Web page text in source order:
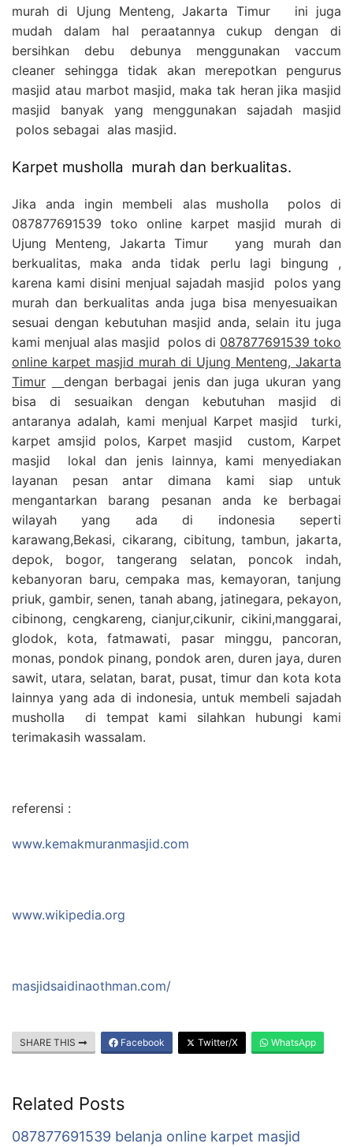
murah di Ujung Menteng, Jakarta Timur ini juga
mudah dalam hal peraatannya cukup dengan di
bersihkan debu debunya menggunakan vaccum
cleaner sehingga tidak akan merepotkan pengurus
masjid atau marbot masjid, maka tak heran jika masjid
masjid banyak yang menggunakan sajadah masjid
polos sebagai alas masjid.
Karpet musholla murah dan berkualitas.
Jika anda ingin membeli alas musholla polos di
087877691539 toko online karpet masjid murah di
Ujung Menteng, Jakarta Timur yang murah dan
berkualitas, maka anda tidak perlu lagi bingung ,
karena kami disini menjual sajadah masjid polos yang
murah dan berkualitas anda juga bisa menyesuaikan
sesuai dengan kebutuhan masjid anda, selain itu juga
kami menjual alas masjid polos di 087877691539 toko
online karpet masjid murah di Ujung Menteng, Jakarta
Timur
dengan berbagai jenis dan juga ukuran yang
bisa di sesuaikan dengan kebutuhan masjid di
antaranya adalah, kami menjual Karpet masjid turki,
karpet amsjid polos, Karpet masjid custom, Karpet
masjid lokal dan jenis lainnya, kami menyediakan
layanan pesan antar dimana kami siap untuk
mengantarkan barang pesanan anda ke berbagai
wilayah yang ada di indonesia seperti
karawang,Bekasi, cikarang, cibitung, tambun, jakarta,
depok, bogor, tangerang selatan, poncok indah,
kebanyoran baru, cempaka mas, kemayoran, tanjung
priuk, gambir, senen, tanah abang, jatinegara, pekayon,
cibinong, cengkareng, cianjur,cikunir, cikini,manggarai,
glodok, kota, fatmawati, pasar minggu, pancoran,
monas, pondok pinang, pondok aren, duren jaya, duren
sawit, utara, selatan, barat, pusat, timur dan kota kota
lainnya yang ada di indonesia, untuk membeli sajadah
musholla di tempat kami silahkan hubungi kami
terimakasih wassalam.
referensi :
www.kemakmuranmasjid.com
www.wikipedia.org
masjidsaidinaothman.com/
SHARE THIS Facebook Twitter/X WhatsApp
Related Posts
087877691539 belanja online karpet masjid